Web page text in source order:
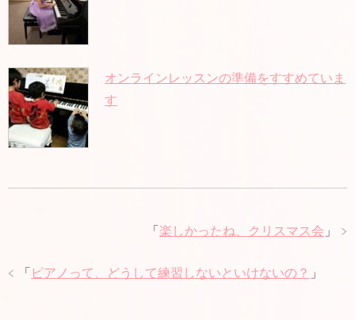
オンラインレッスンの準備をすすめていま
す
「 楽しかったね、クリスマス会 」
「 ピアノって、どうして練習しないといけないの？ 」